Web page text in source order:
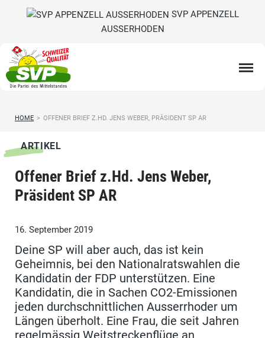
SVP APPENZELL
AUSSERHODEN
HOME > OFFENER BRIEF Z.HD. JENS WEBER, PRÄSIDENT SP AR
ARTIKEL
Offener Brief z.Hd. Jens Weber,
Präsident SP AR
16. September 2019
Deine SP will aber auch, das ist kein
Geheimnis, bei den Nationalratswahlen die
Kandidatin der FDP unterstützen. Eine
Kandidatin, die in Sachen CO2-Emissionen
jeden durchschnittlichen Ausserrhoder um
Längen überholt. Eine Frau, die seit Jahren
regelmässig Weitstreckenflüge an